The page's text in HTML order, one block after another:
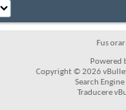
Fus
Powered
Copyright © 2026
Search
Traducere